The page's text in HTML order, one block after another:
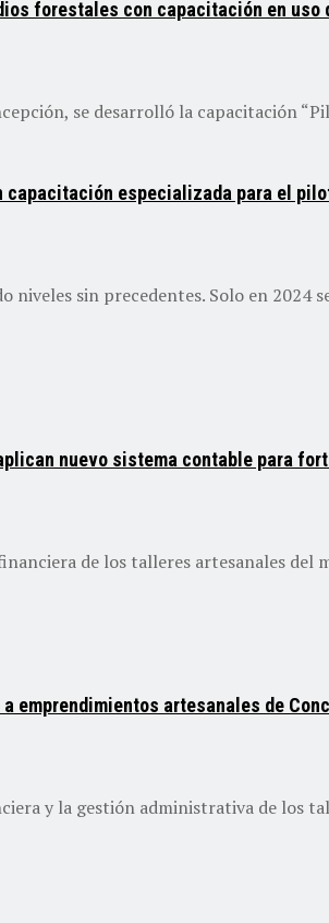
forestales con capacitación en uso
se desarrolló la capacitación
capacitación especializada para el
niveles sin precedentes. Solo en 2024
nuevo sistema contable para
de los talleres artesanales del
emprendimientos artesanales de
y la gestión administrativa de los